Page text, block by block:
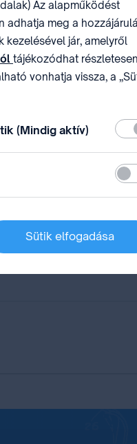
hamisított
Genfben
Az alapműködést
adhatja meg a
kezelésével jár, amelyről
tájékozódhat
vonhatja vissza, a
(Mindig aktív)
Sütik elfogadása